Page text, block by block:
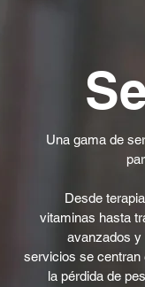
Una gama de
Desde
vitaminas hasta
avanzados y
servicios se centran
la pérdida de